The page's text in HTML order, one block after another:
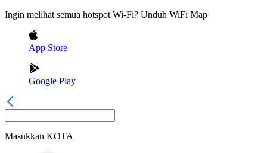
Ingin melihat semua hotspot Wi-Fi? Unduh WiFi Map
App Store
Google Play
Masukkan KOTA